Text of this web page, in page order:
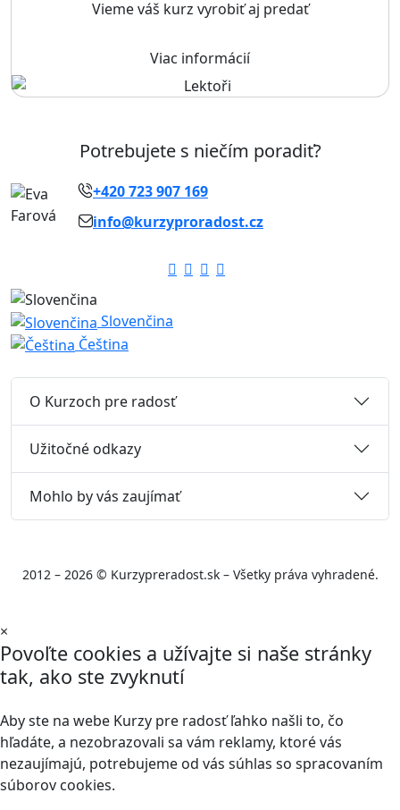
Vieme váš kurz vyrobiť aj predať
Viac informácií
Potrebujete s niečím poradiť?
+420 723 907 169
info@kurzyproradost.cz
Slovenčina
Čeština
O Kurzoch pre radosť
Užitočné odkazy
Mohlo by vás zaujímať
2012 – 2026 © Kurzypreradost.sk – Všetky práva vyhradené.
×
Povoľte cookies a užívajte si naše stránky
tak, ako ste zvyknutí
Aby ste na webe Kurzy pre radosť ľahko našli to, čo
hľadáte, a nezobrazovali sa vám reklamy, ktoré vás
nezaujímajú, potrebujeme od vás súhlas so spracovaním
súborov cookies.